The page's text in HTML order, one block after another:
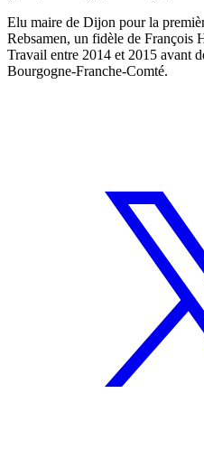
Elu maire de Dijon pour la
Rebsamen, un fidèle de François
Travail entre 2014 et 2015 avant
Bourgogne-Franche-Comté.